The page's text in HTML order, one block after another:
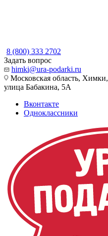
8 (800) 333 2702
Задать вопрос
himki@ura-podarki.ru
Московская область, Химки,
улица Бабакина, 5А
Вконтакте
Одноклассники